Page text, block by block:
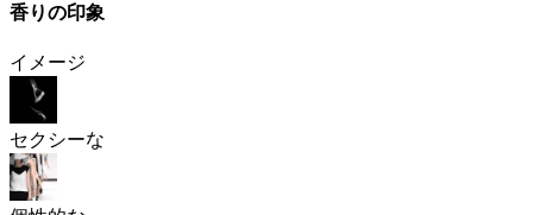
香りの印象
イメージ
セクシーな